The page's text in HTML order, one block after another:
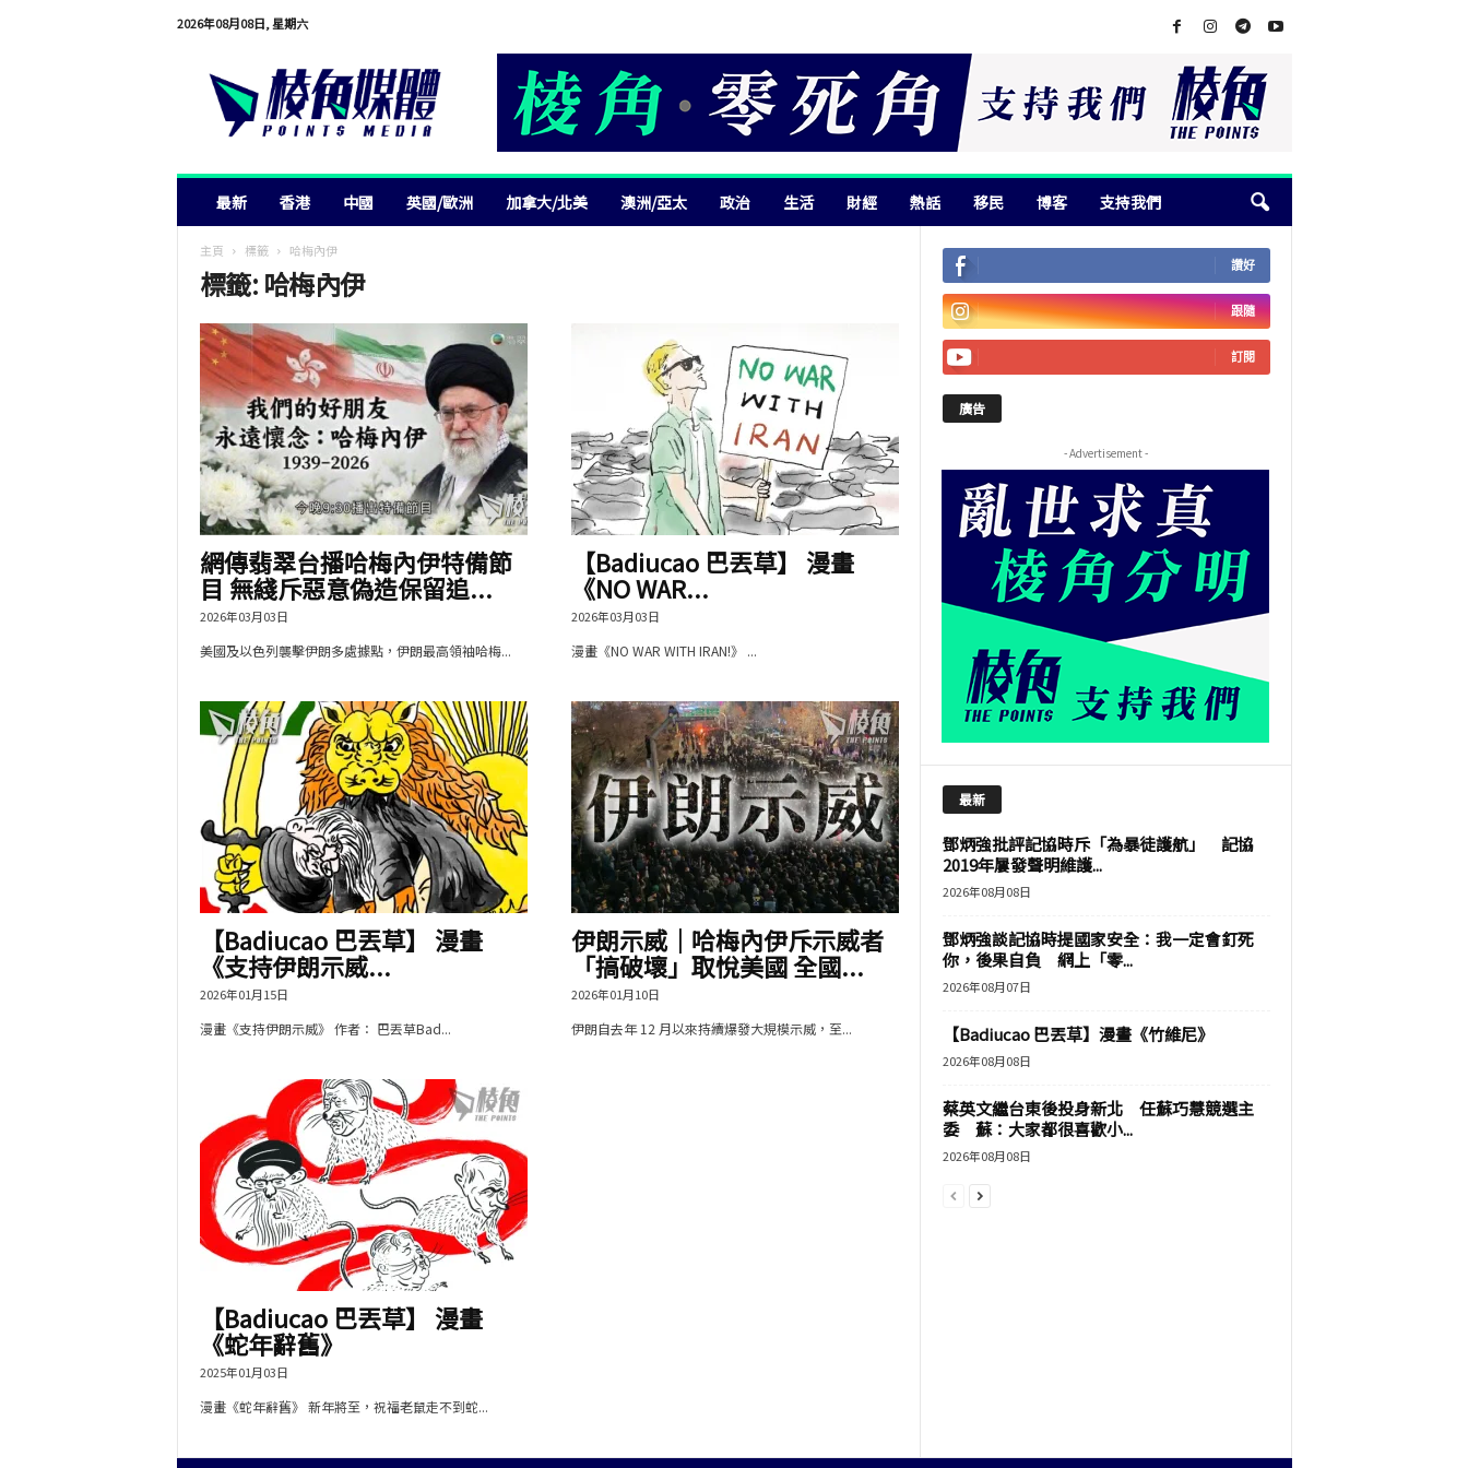
2026年08月08日, 星期六
最新 香港 中國 英國/歐洲 加拿大/北美 澳洲/亞太 政治 生活 財經 熱話 移民 博客 支持我們
主頁 標籤 哈梅內伊
標籤: 哈梅內伊
網傳翡翠台播哈梅內伊特備節
目 無綫斥惡意偽造保留追...
2026年03月03日
美國及以色列襲擊伊朗多處據點，伊朗最高領袖哈梅...
【Badiucao 巴丟草】 漫畫
《NO WAR...
2026年03月03日
漫畫《NO WAR WITH IRAN!》 ...
【Badiucao 巴丟草】 漫畫
《支持伊朗示威...
2026年01月15日
漫畫《支持伊朗示威》 作者： 巴丟草Bad...
伊朗示威｜哈梅內伊斥示威者
「搞破壞」取悅美國 全國...
2026年01月10日
伊朗自去年 12 月以來持續爆發大規模示威，至...
【Badiucao 巴丟草】 漫畫
《蛇年辭舊》
2025年01月03日
漫畫《蛇年辭舊》 新年將至，祝福老鼠走不到蛇...
讚好
跟隨
訂閱
廣告
- Advertisement -
最新
鄧炳強批評記協時斥「為暴徒護航」 記協
2019年屢發聲明維護...
2026年08月08日
鄧炳強談記協時提國家安全：我一定會釘死
你，後果自負 網上「零...
2026年08月07日
【Badiucao 巴丟草】漫畫《竹維尼》
2026年08月08日
蔡英文繼台東後投身新北 任蘇巧慧競選主
委 蘇：大家都很喜歡小...
2026年08月08日